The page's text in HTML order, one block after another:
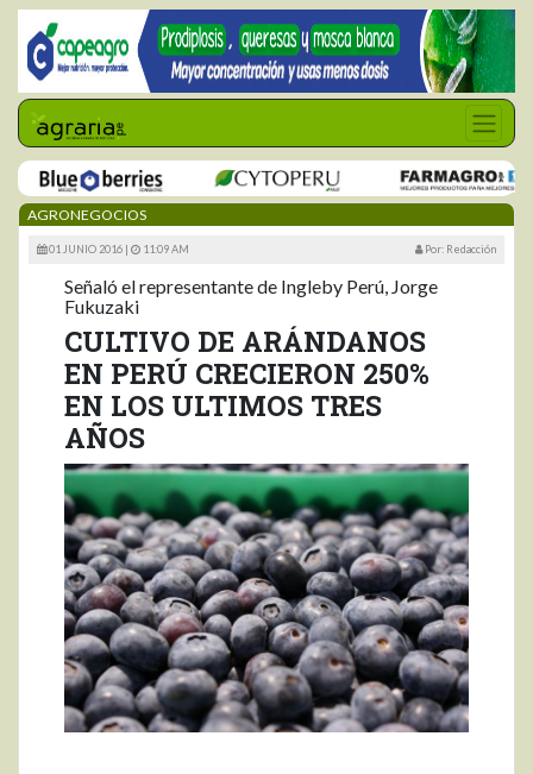
AGRONEGOCIOS
01 JUNIO 2016 | 11:09 AM Por: Redacción
Señaló el representante de Ingleby Perú, Jorge
Fukuzaki
CULTIVO DE ARÁNDANOS
EN PERÚ CRECIERON 250%
EN LOS ULTIMOS TRES
AÑOS